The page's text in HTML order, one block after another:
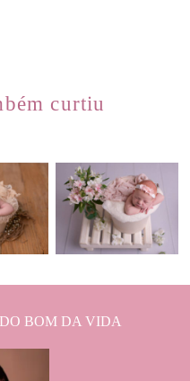
curtiu
0 1435 1
BOM DA VIDA